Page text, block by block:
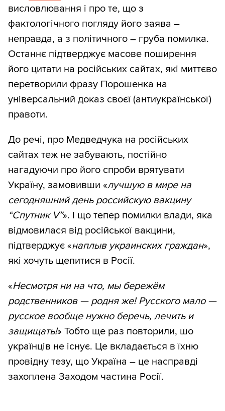
висловлювання і про те, що з
фактологічного погляду його заява –
неправда, а з політичного – груба помилка.
Останнє підтверджує масове поширення
його цитати на російських сайтах, які миттєво
перетворили фразу Порошенка на
універсальний доказ своєї (антиукраїнської)
правоти.
До речі, про Медведчука на російських
сайтах теж не забувають, постійно
нагадуючи про його спроби врятувати
Україну, замовивши «лучшую в мире на
сегодняшний день российскую вакцину
“Спутник V”». І що тепер помилки влади, яка
відмовилася від російської вакцини,
підтверджує «наплыв украинских граждан»,
які хочуть щепитися в Росії.
«Несмотря ни на что, мы бережём
родственников — родня же! Русского мало —
русское вообще нужно беречь, лечить и
защищать!» Тобто ще раз повторили, шо
українців не існує. Це вкладається в їхню
провідну тезу, що Україна – це насправді
захоплена Заходом частина Росії.